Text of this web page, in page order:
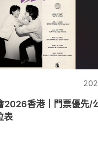
2026香港｜門票優先/
表